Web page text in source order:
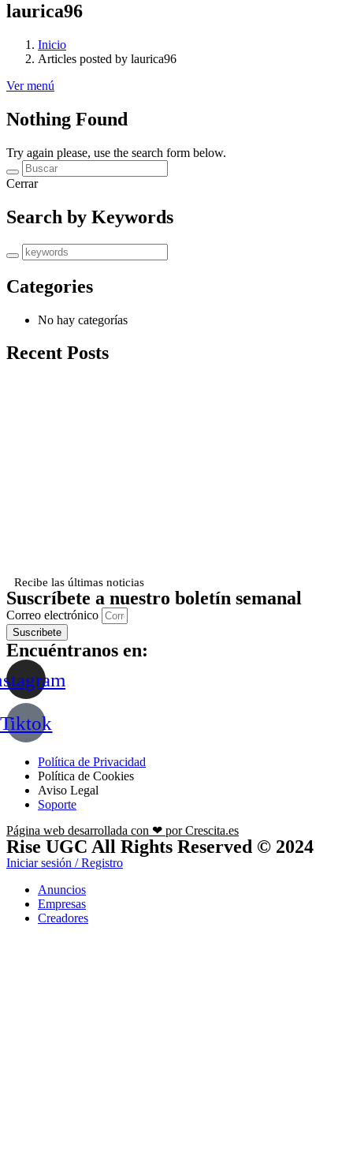
laurica96
Inicio
Articles posted by laurica96
Ver menú
Nothing Found
Try again please, use the search form below.
Cerrar
Search by Keywords
Categories
No hay categorías
Recent Posts
Recibe las últimas noticias
Suscríbete a nuestro boletín semanal
Correo electrónico
Suscribete
Encuéntranos en:
Tiktok
Política de Privacidad
Política de Cookies
Aviso Legal
Soporte
Página web desarrollada con ❤ por Crescita.es
Rise UGC All Rights Reserved © 2024
Iniciar sesión / Registro
Anuncios
Empresas
Creadores